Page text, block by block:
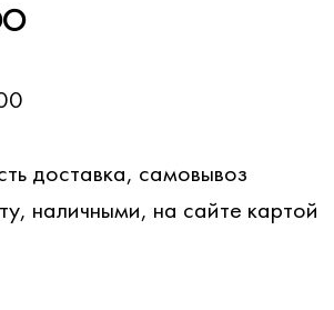
доставка, самовывоз
наличными, на сайте картой